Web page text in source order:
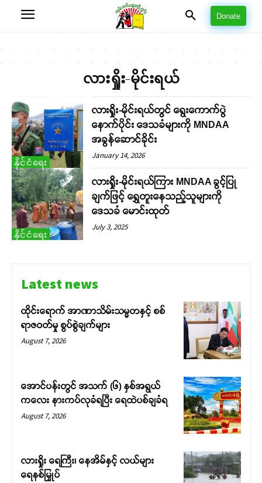
Donate
လားရှိုး-မိုင်းရယ်
နိုင်ငံရေး
လားရှိုး-မိုင်းရယ်တွင် ရွေးကောက်ပွဲ
နောက်ပိုင်း ဒေသခံများကို MNDAA
အခွန်ဆောင်ခိုင်း
January 14, 2026
နိုင်ငံရေး
လားရှိုး-မိုင်းရယ်ကြား MNDAA ခွင့်ပြု
ချက်ဖြင့် ရွှေတူးနေသည့်သူများကို
ဒေသခံ မောင်းထုတ်
July 3, 2025
Latest news
ထိုင်းရောက် အာဏာသိမ်းသမ္မတနှင့် စစ်
ရာဇဝတ်မှု စွပ်စွဲချက်များ
August 7, 2026
အောင်ပန်းတွင် အသက် (၆) နှစ်အရွယ်
ကလေး နားကပ်လုခံရပြီး ရေထဲပစ်ချခံရ
August 7, 2026
လားရှိုး ရေကြီး၊ နေအိမ်နှင့် လယ်များ
ရေနစ်မြှုပ်